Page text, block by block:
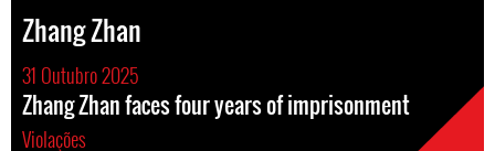
Zhang Zhan
31 Outubro 2025
Zhang Zhan faces four years of imprisonment
Violações